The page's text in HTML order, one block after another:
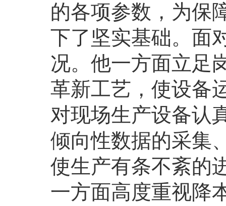
的各项参数，为保
下了坚实基础。面
况。他一方面立足
革新工艺，使设备
对现场生产设备认
倾向性数据的采集
使生产有条不紊的
一方面高度重视降